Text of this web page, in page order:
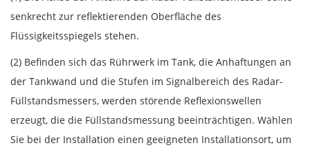
senkrecht zur reflektierenden Oberfläche des
Flüssigkeitsspiegels stehen.
(2) Befinden sich das Rührwerk im Tank, die Anhaftungen an
der Tankwand und die Stufen im Signalbereich des Radar-
Füllstandsmessers, werden störende Reflexionswellen
erzeugt, die die Füllstandsmessung beeinträchtigen. Wählen
Sie bei der Installation einen geeigneten Installationsort, um